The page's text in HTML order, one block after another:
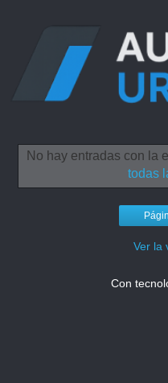
No hay entradas con la
todas
Ver la
Con